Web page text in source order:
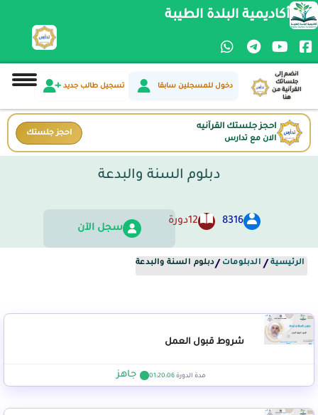
أكاديمية البلدة الطيبة
دخول للمسجلين سابقا تسجيل طالب جديد
انضم إلى
جلساتك
القرآنية من
هنا
احجز جلستك القرآنيه
الان مع تدارس
احجز جلستك
دبلوم السنة والبدعة
8316
12دورة
سجل الآن
الرئيسية / الدبلومات /دبلوم السنة والبدعة
شروط قبول العمل
مدة الدورة01:20:06 جاهز